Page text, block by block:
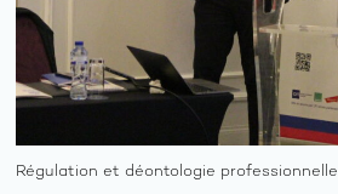
Régulation et déontologie professionnelle